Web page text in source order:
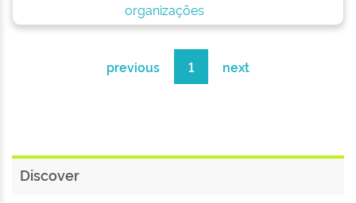
organizações
previous 1 next
Discover